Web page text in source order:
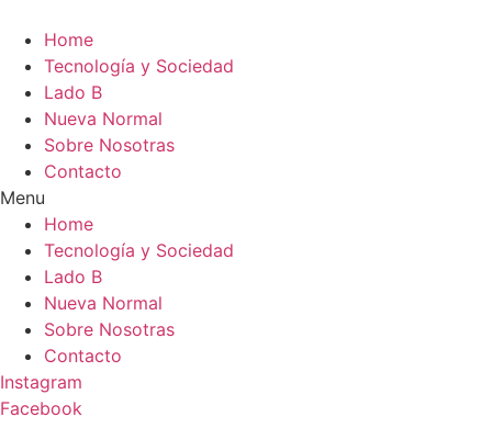
Home
Tecnología y Sociedad
Lado B
Nueva Normal
Sobre Nosotras
Contacto
Menu
Home
Tecnología y Sociedad
Lado B
Nueva Normal
Sobre Nosotras
Contacto
Instagram
Facebook